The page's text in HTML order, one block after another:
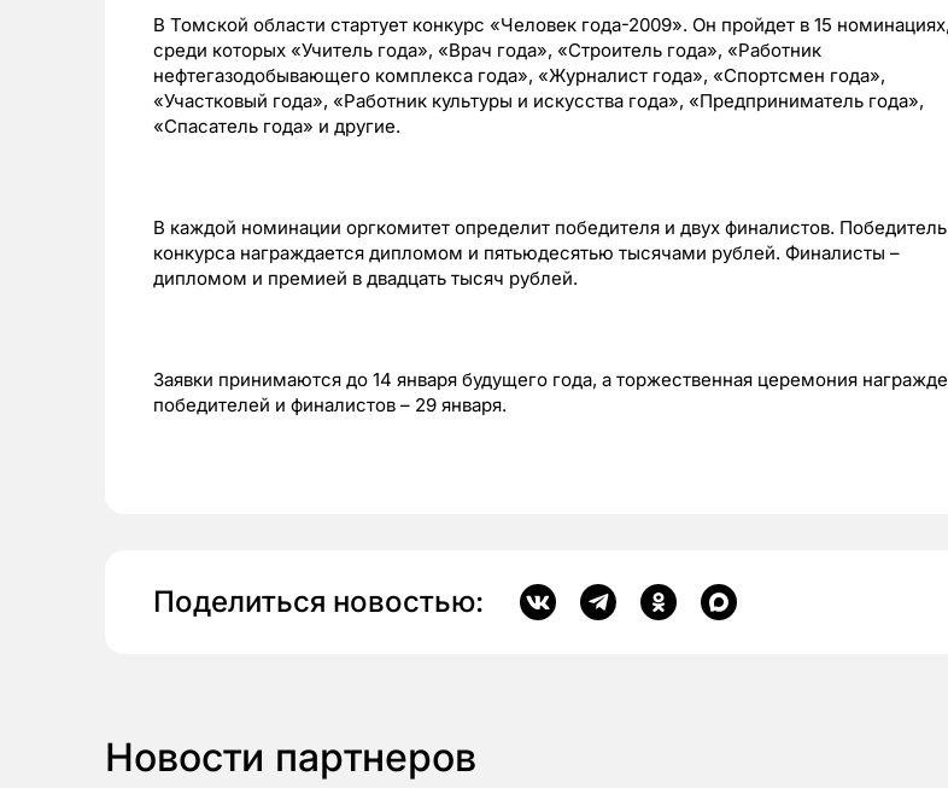
В Томской области стартует конкурс «Человек года-2009». Он пройдет в 15 номинациях,
среди которых «Учитель года», «Врач года», «Строитель года», «Работник
нефтегазодобывающего комплекса года», «Журналист года», «Спортсмен года»,
«Участковый года», «Работник культуры и искусства года», «Предприниматель года»,
«Спасатель года» и другие.
В каждой номинации оргкомитет определит победителя и двух финалистов. Победитель
конкурса награждается дипломом и пятьюдесятью тысячами рублей. Финалисты –
дипломом и премией в двадцать тысяч рублей.
Заявки принимаются до 14 января будущего года, а торжественная церемония
победителей и финалистов – 29 января.
Поделиться новостью:
Новости партнеров